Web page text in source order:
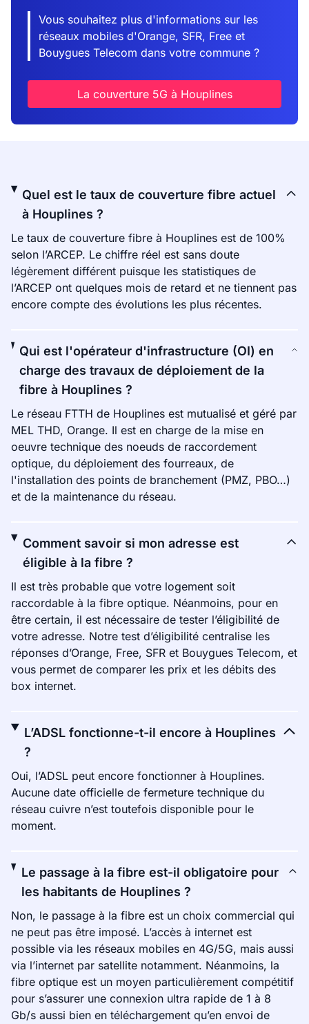
Vous souhaitez plus d'informations sur les
réseaux mobiles d'Orange, SFR, Free et
Bouygues Telecom dans votre commune ?
La couverture 5G à Houplines
Quel est le taux de couverture fibre actuel
à Houplines ?
Le taux de couverture fibre à Houplines est de 100%
selon l’ARCEP. Le chiffre réel est sans doute
légèrement différent puisque les statistiques de
l’ARCEP ont quelques mois de retard et ne tiennent pas
encore compte des évolutions les plus récentes.
Qui est l'opérateur d'infrastructure (OI) en
charge des travaux de déploiement de la
fibre à Houplines ?
Le réseau FTTH de Houplines est mutualisé et géré par
MEL THD, Orange. Il est en charge de la mise en
oeuvre technique des noeuds de raccordement
optique, du déploiement des fourreaux, de
l'installation des points de branchement (PMZ, PBO…)
et de la maintenance du réseau.
Comment savoir si mon adresse est
éligible à la fibre ?
Il est très probable que votre logement soit
raccordable à la fibre optique. Néanmoins, pour en
être certain, il est nécessaire de tester l’éligibilité de
votre adresse. Notre test d’éligibilité centralise les
réponses d’Orange, Free, SFR et Bouygues Telecom, et
vous permet de comparer les prix et les débits des
box internet.
L’ADSL fonctionne-t-il encore à Houplines
?
Oui, l’ADSL peut encore fonctionner à Houplines.
Aucune date officielle de fermeture technique du
réseau cuivre n’est toutefois disponible pour le
moment.
Le passage à la fibre est-il obligatoire pour
les habitants de Houplines ?
Non, le passage à la fibre est un choix commercial qui
ne peut pas être imposé. L’accès à internet est
possible via les réseaux mobiles en 4G/5G, mais aussi
via l’internet par satellite notamment. Néanmoins, la
fibre optique est un moyen particulièrement compétitif
pour s’assurer une connexion ultra rapide de 1 à 8
Gb/s aussi bien en téléchargement qu’en envoi de